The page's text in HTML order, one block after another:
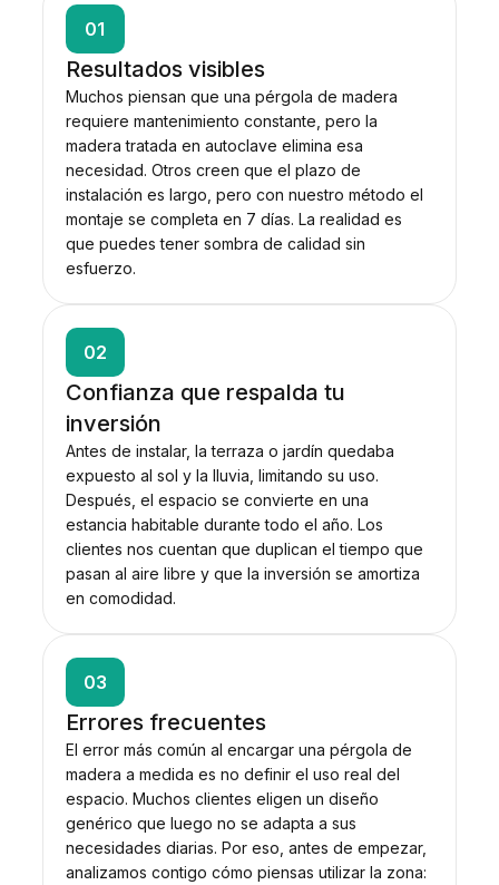
01
Resultados visibles
Muchos piensan que una pérgola de madera
requiere mantenimiento constante, pero la
madera tratada en autoclave elimina esa
necesidad. Otros creen que el plazo de
instalación es largo, pero con nuestro método el
montaje se completa en 7 días. La realidad es
que puedes tener sombra de calidad sin
esfuerzo.
02
Confianza que respalda tu
inversión
Antes de instalar, la terraza o jardín quedaba
expuesto al sol y la lluvia, limitando su uso.
Después, el espacio se convierte en una
estancia habitable durante todo el año. Los
clientes nos cuentan que duplican el tiempo que
pasan al aire libre y que la inversión se amortiza
en comodidad.
03
Errores frecuentes
El error más común al encargar una pérgola de
madera a medida es no definir el uso real del
espacio. Muchos clientes eligen un diseño
genérico que luego no se adapta a sus
necesidades diarias. Por eso, antes de empezar,
analizamos contigo cómo piensas utilizar la zona: